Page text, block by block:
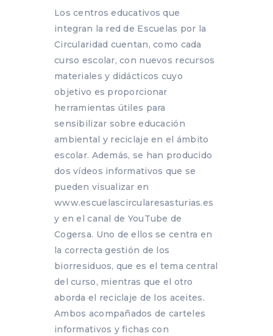
Los centros educativos que
integran la red de Escuelas por la
Circularidad cuentan, como cada
curso escolar, con nuevos recursos
materiales y didácticos cuyo
objetivo es proporcionar
herramientas útiles para
sensibilizar sobre educación
ambiental y reciclaje en el ámbito
escolar. Además, se han producido
dos vídeos informativos que se
pueden visualizar en
www.escuelascircularesasturias.es
y en el canal de YouTube de
Cogersa. Uno de ellos se centra en
la correcta gestión de los
biorresiduos, que es el tema central
del curso, mientras que el otro
aborda el reciclaje de los aceites.
Ambos acompañados de carteles
informativos y fichas con